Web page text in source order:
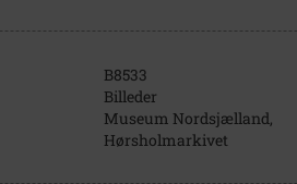
B8533
Billeder
Museum Nordsjælland,
Hørsholmarkivet